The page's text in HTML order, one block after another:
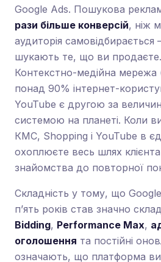
Google Ads. Пошукова
рази більше конверсій, ніж
аудиторія
шукають те, що ви
Контекстно-медійна
понад 90% інтернет-
YouTube є другою за
системою на планеті. Коли
КМС, Shopping і YouTube в
охоплюєте весь шлях
знайомства до повторної
Складність у тому, що
п’ять років став значно
Bidding, Performance Max,
оголошення та постійні
означають, що платформа